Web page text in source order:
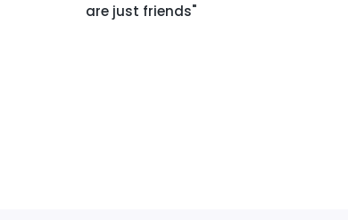
are just friends"